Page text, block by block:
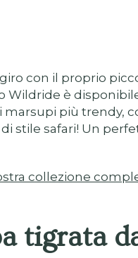
con il proprio
Wildride è
più trendy,
stile safari! Un
collezione
tigrata